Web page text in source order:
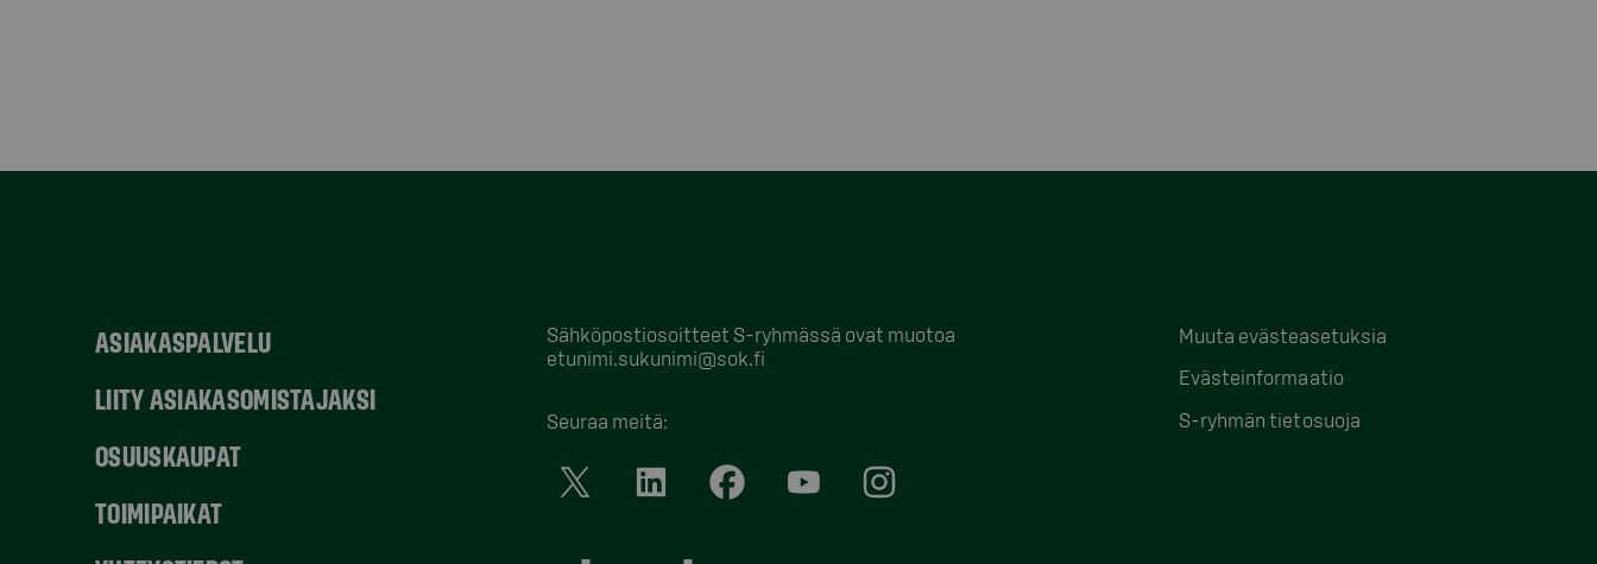
ASIAKASPALVELU
LIITY ASIAKASOMISTAJAKSI
OSUUSKAUPAT
TOIMIPAIKAT
Sähköpostiosoitteet S-ryhmässä ovat muotoa
etunimi.sukunimi@sok.fi
Seuraa meitä:
Muuta evästeasetuksia
Evästeinformaatio
S-ryhmän tietosuoja